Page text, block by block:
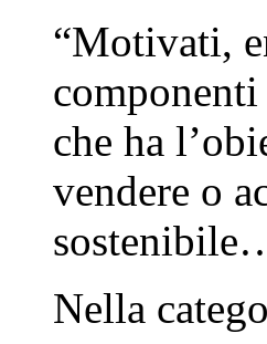
“Motivati,
che ha
vendere o
Nella